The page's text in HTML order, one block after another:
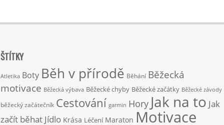
ŠTÍTKY
Atletika Boty Běh v přírodě Běhání Běžecká
motivace Běžecká výbava Běžecké chyby Běžecké začátky Běžecké závody
běžecký začátečník Cestování garmin Hory Jak na to Jak
začít běhat Jídlo Krása Léčení Maraton Motivace